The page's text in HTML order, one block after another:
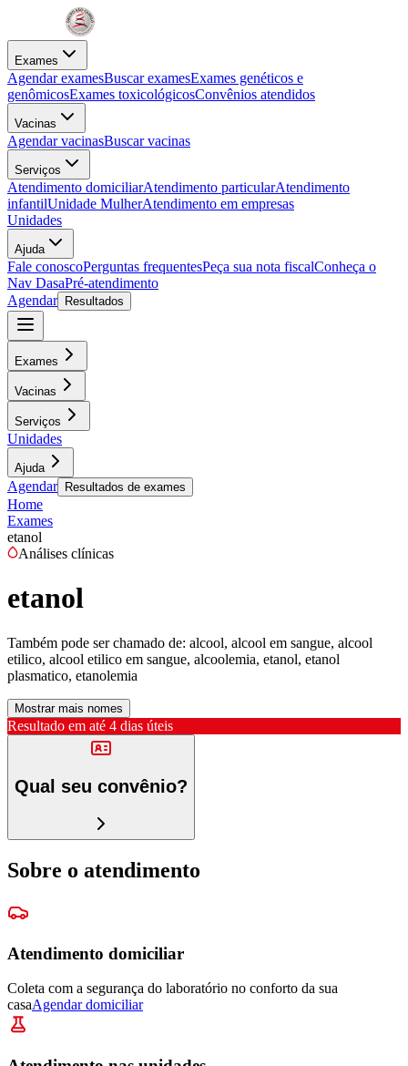
Exames
Agendar examesBuscar examesExames genéticos e
genômicosExames toxicológicosConvênios atendidos
Vacinas
Agendar vacinasBuscar vacinas
Serviços
Atendimento domiciliarAtendimento particularAtendimento
infantilUnidade MulherAtendimento em empresas
Unidades
Ajuda
Fale conoscoPerguntas frequentesPeça sua nota fiscalConheça o
Nav DasaPré-atendimento
Agendar
Resultados
Exames
Vacinas
Serviços
Unidades
Ajuda
Agendar Resultados de exames
Home
Exames
etanol
Análises clínicas
etanol
Também pode ser chamado de: alcool, alcool em sangue, alcool
etilico, alcool etilico em sangue, alcoolemia, etanol, etanol
plasmatico, etanolemia
Mostrar mais nomes
Resultado em até 4 dias úteis
Qual seu convênio?
Sobre o atendimento
Atendimento domiciliar
Coleta com a segurança do laboratório no conforto da sua
casaAgendar domiciliar